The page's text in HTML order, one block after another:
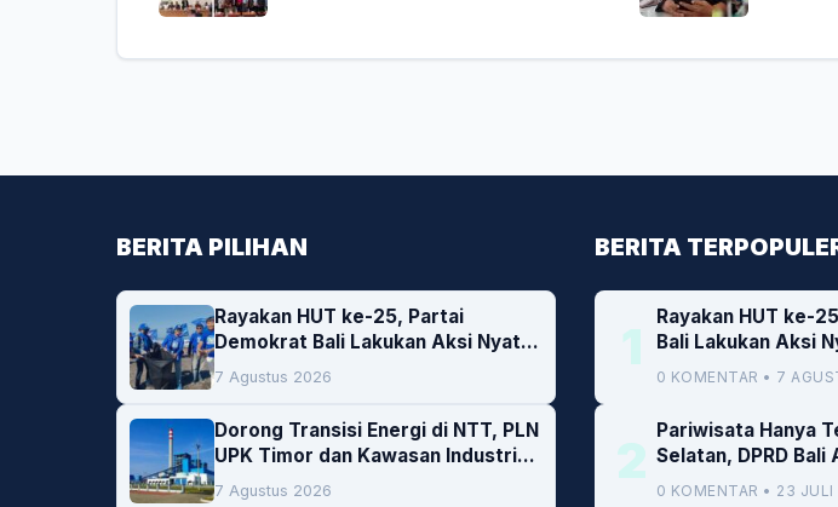
BERITA PILIHAN
Rayakan HUT ke-25, Partai
Demokrat Bali Lakukan Aksi Nyata
Pelestarian Lingkungan
7 Agustus 2026
Dorong Transisi Energi di NTT, PLN
UPK Timor dan Kawasan Industri
Bolok Buka Peluang Investasi
7 Agustus 2026
BERITA
1
Rayakan HUT ke-
Bali Lakukan Aksi
Lingkungan
0 KOMENTAR • 7
2
Pariwisata Hanya
Selatan, DPRD Bali
RTRW
0 KOMENTAR • 23 JULI